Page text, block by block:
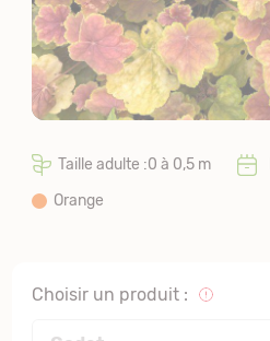
Taille adulte :0 à 0,5 m
Orange
Choisir un produit :